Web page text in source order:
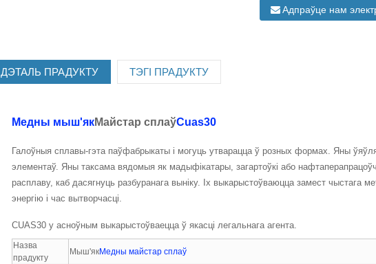
Адпраўце нам
ДЭТАЛЬ ПРАДУКТУ ТЭГІ ПРАДУКТУ
Медны мыш'якМайстар сплаўCuas30
Галоўныя сплавы-гэта паўфабрыкаты і могуць утварацца ў розных формах. Яны
элементаў. Яны таксама вядомыя як мадыфікатары, загартоўкі або
расплаву, каб дасягнуць разбуранага выніку. Іх выкарыстоўваюцца замест чыстага
энергію і час вытворчасці.
CUAS30 у асноўным выкарыстоўваецца ў якасці легальнага агента.
Назва
прадукту
Мыш'якМедны майстар сплаў